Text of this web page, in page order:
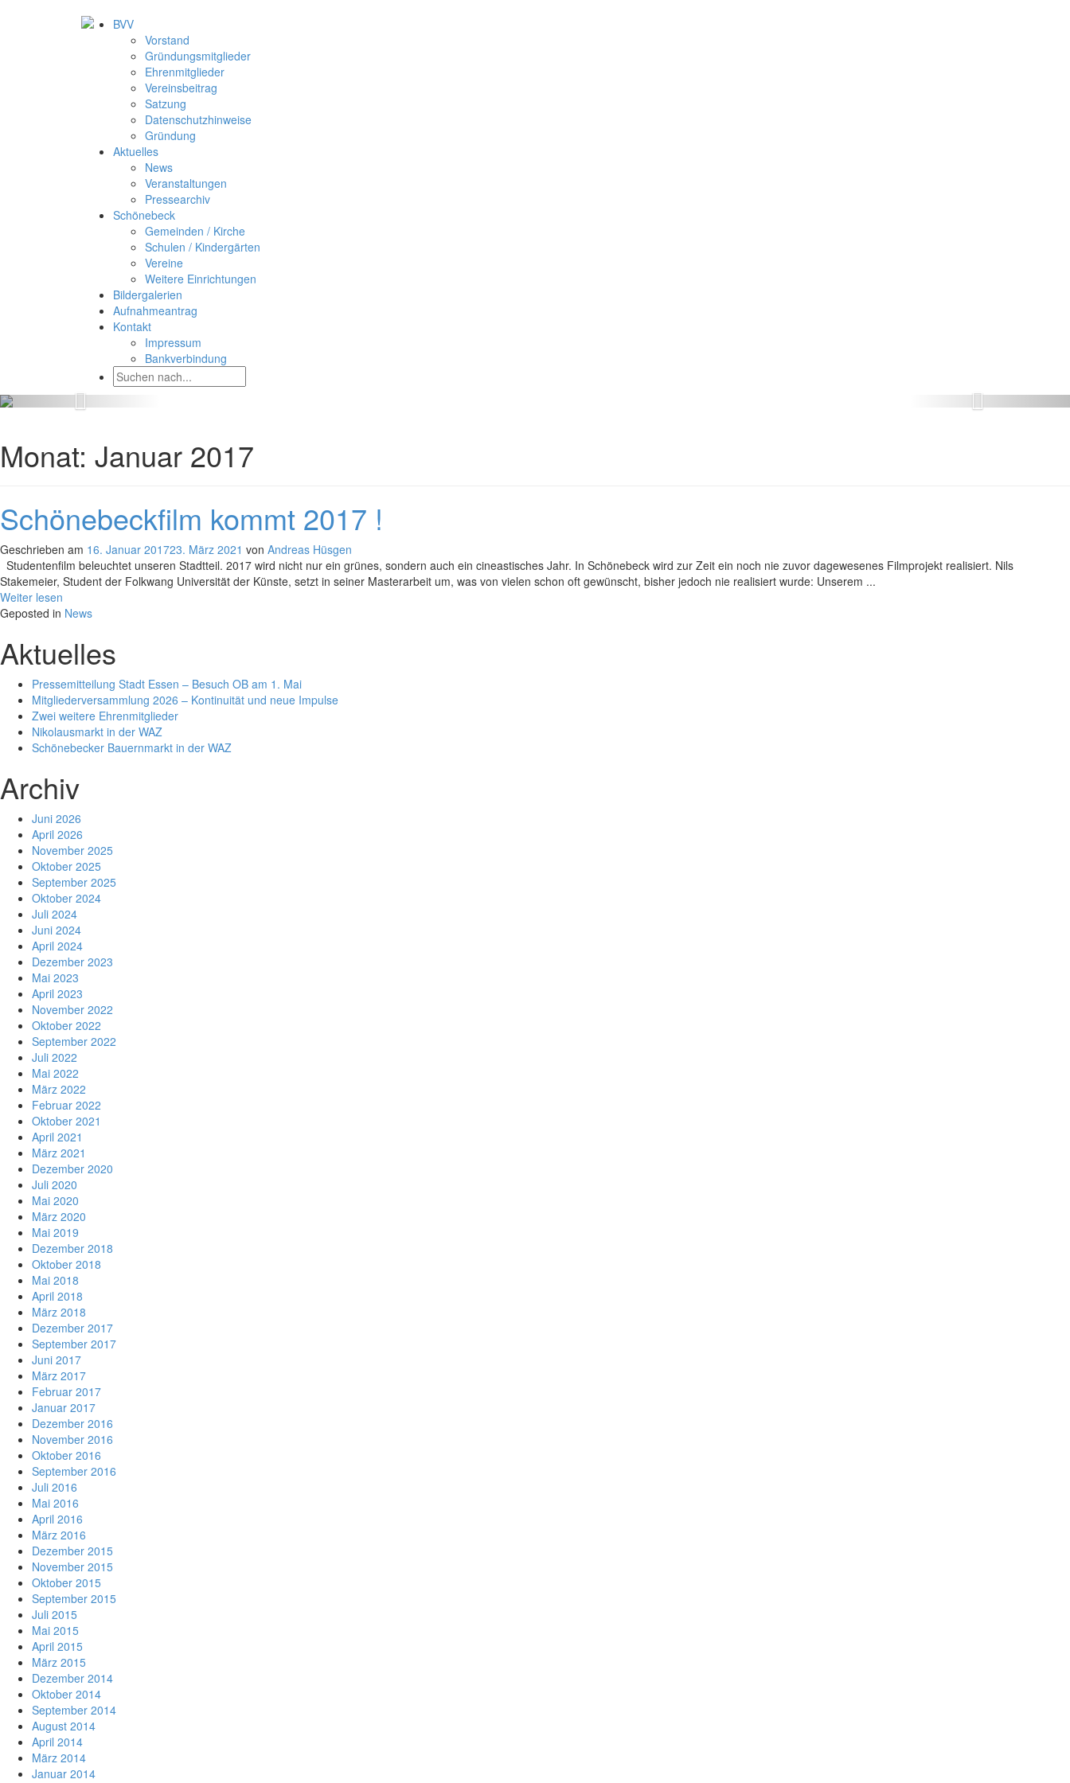
BVV
Vorstand
Gründungsmitglieder
Ehrenmitglieder
Vereinsbeitrag
Satzung
Datenschutzhinweise
Gründung
Aktuelles
News
Veranstaltungen
Pressearchiv
Schönebeck
Gemeinden / Kirche
Schulen / Kindergärten
Vereine
Weitere Einrichtungen
Bildergalerien
Aufnahmeantrag
Kontakt
Impressum
Bankverbindung
Monat: Januar 2017
Schönebeckfilm kommt 2017 !
Geschrieben am 16. Januar 201723. März 2021 von Andreas Hüsgen
Studentenfilm beleuchtet unseren Stadtteil. 2017 wird nicht nur ein grünes, sondern auch ein cineastisches Jahr. In Schönebeck wird zur Zeit ein noch nie zuvor dagewesenes Filmprojekt realisiert. Nils
Stakemeier, Student der Folkwang Universität der Künste, setzt in seiner Masterarbeit um, was von vielen schon oft gewünscht, bisher jedoch nie realisiert wurde: Unserem ...
Weiter lesen
Geposted in News
Aktuelles
Pressemitteilung Stadt Essen – Besuch OB am 1. Mai
Mitgliederversammlung 2026 – Kontinuität und neue Impulse
Zwei weitere Ehrenmitglieder
Nikolausmarkt in der WAZ
Schönebecker Bauernmarkt in der WAZ
Archiv
Juni 2026
April 2026
November 2025
Oktober 2025
September 2025
Oktober 2024
Juli 2024
Juni 2024
April 2024
Dezember 2023
Mai 2023
April 2023
November 2022
Oktober 2022
September 2022
Juli 2022
Mai 2022
März 2022
Februar 2022
Oktober 2021
April 2021
März 2021
Dezember 2020
Juli 2020
Mai 2020
März 2020
Mai 2019
Dezember 2018
Oktober 2018
Mai 2018
April 2018
März 2018
Dezember 2017
September 2017
Juni 2017
März 2017
Februar 2017
Januar 2017
Dezember 2016
November 2016
Oktober 2016
September 2016
Juli 2016
Mai 2016
April 2016
März 2016
Dezember 2015
November 2015
Oktober 2015
September 2015
Juli 2015
Mai 2015
April 2015
März 2015
Dezember 2014
Oktober 2014
September 2014
August 2014
April 2014
März 2014
Januar 2014